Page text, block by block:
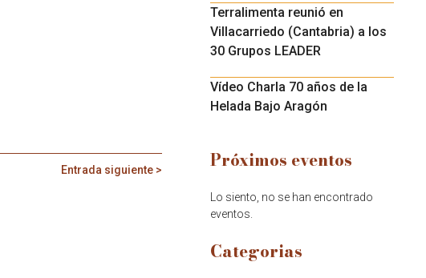
Entrada siguiente >
Terralimenta reunió en
Villacarriedo (Cantabria) a los
30 Grupos LEADER
Vídeo Charla 70 años de la
Helada Bajo Aragón
Próximos eventos
Lo siento, no se han encontrado
eventos.
Categorias